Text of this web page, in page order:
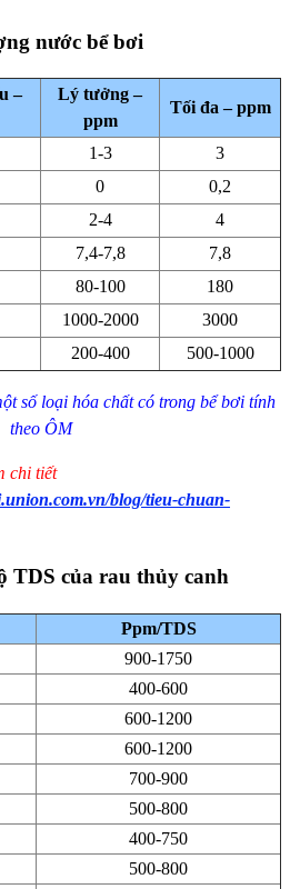
nước bể bơi
–
Lý tưởng –
ppm
Tối đa – ppm
1-3
3
0
0,2
2-4
4
7,4-7,8
7,8
80-100
180
1000-2000
3000
200-400 500-1000
số loại hóa chất có trong bể bơi tính
theo ÔM
chi tiết
blog/tieu-chuan-
TDS của rau thủy canh
Ppm/TDS
900-1750
400-600
600-1200
600-1200
700-900
500-800
400-750
500-800